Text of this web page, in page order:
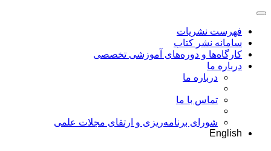
فهرست نشریات
سامانه نشر کتاب
کارگاه‌ها و دوره‌های آموزشی تخصصی
درباره ما
درباره ما
تماس با ما
شورای برنامه‌ریزی و ارتقای مجلات علمی
English